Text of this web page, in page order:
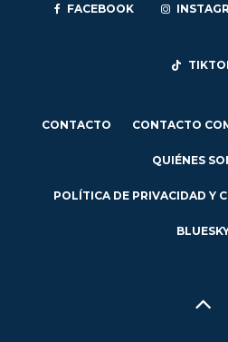
FACEBOOK
CONTACTO CONTACTO
QUIÉNES
POLÍTICA DE PRIVACIDAD Y